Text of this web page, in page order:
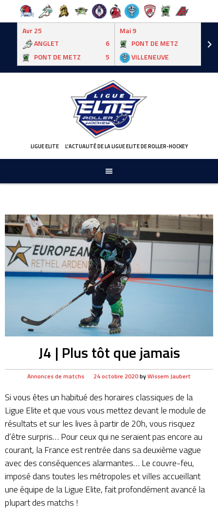
Avr 25
ANGLET
6
PONT DE METZ
5
Mai 9
PONT DE METZ
VILLENEUVE
LIGUE ELITE L'ACTUALITÉ DE LA LIGUE ELITE DE ROLLER-HOCKEY
J4 | Plus tôt que jamais
Annonces de matchs 24 octobre 2020byWissem Jaubert
Si vous êtes un habitué des horaires classiques de la
Ligue Elite et que vous vous mettez devant le module de
résultats et sur les lives à partir de 20h, vous risquez
d’être surpris… Pour ceux qui ne seraient pas encore au
courant, la France est rentrée dans sa deuxième vague
avec des conséquences alarmantes… Le couvre-feu,
imposé dans toutes les métropoles et villes accueillant
une équipe de la Ligue Elite, fait profondément avancé la
plupart des matchs !